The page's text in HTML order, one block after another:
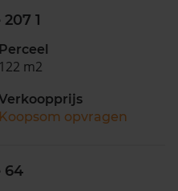
1
Perceel
122 m2
Koopsom opvragen
64